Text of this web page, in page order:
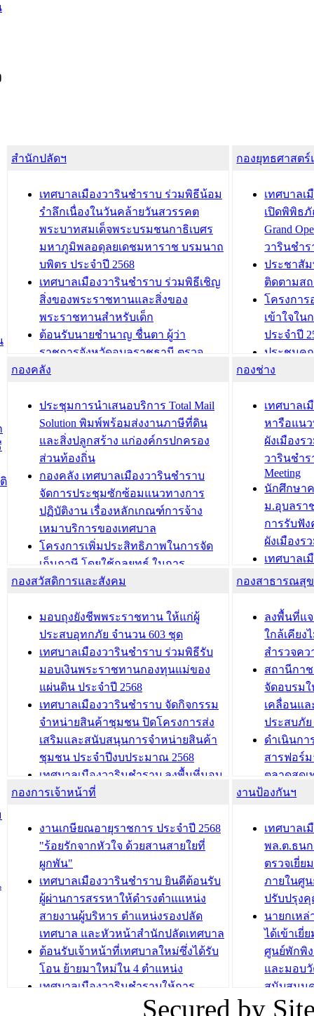
สำนักปลัดฯ
เทศบาลเมืองวารินชำราบ ร่วมพิธีน้อม
รำลึกเนื่องในวันคล้ายวันสวรรคต
พระบาทสมเด็จพระบรมชนกาธิเบศร
มหาภูมิพลอดุลยเดชมหาราช บรมนาถ
บพิตร ประจำปี 2568
เทศบาลเมืองวารินชำราบ ร่วมพิธีเชิญ
สิ่งของพระราชทานและสิ่งของ
พระราชทานสำหรับเด็ก
ต้อนรับนายชำนาญ ชื่นตา ผู้ว่า
ราชการจังหวัดอุบลราชธานี ตรวจ
ความเรียบร้อยของสถานที่ในการเตรี
องคมนตรี
สำนักทะเบียนท้องถิ่นเทศบาลเมือง
วารินชำราบ ดำเนินการมอบทะเบียน
บ้าน ทร.14 และบัตรประจำตัว
ประชาชนบุคคลประเภท 8 แก่บุคคลที่
ได้รับการเพิ่มชื่อในทะเบียนบ้าน
(ท.ร.14) กรณีคนไม่มีสัญชาติไทยได้รับ
อนุญาตให้มีถิ่นที่อยู่
ประชุมคณะกรรมการประเมินผลการ
ควบคุมภายในของ สำนัก/กอง/
โรงเรียน/ศูนย์พัฒนาเด็กเล็ก/สถานธนา
บทความ อื่นๆ ...
กองยุทธศาสต
เทศบาลเ
เปิดพิพิธภั
Grand
วารินชำร
ประชาสัม
ติดตามส
โครงกา
เข้าใจใน
ประจำปี
ประชุมค
ความเสี่ย
ประชุมที
ชีวา สร้า
ขับเคลื่อน
“เมืองแห่
บทความ อื่นๆ ...
กองคลัง
ประชุมการนำเสนอบริการ Total Mail
Solution พิมพ์พร้อมส่งงานภาษีที่ดิน
และสิ่งปลูกสร้าง แก่องค์กรปกครอง
ส่วนท้องถิ่น
กองคลัง เทศบาลเมืองวารินชำราบ
จัดการประชุมซักซ้อมแนวทางการ
ปฏิบัติงาน เรื่องหลักเกณฑ์การจ้าง
เหมาบริการของเทศบาล
โครงการเพิ่มประสิทธิภาพในการจัด
เก็บภาษี โดยใช้กลยุทธ์ ในการ
พัฒนาการจัดเก็บรายได้ ประจำปี พ.ศ.
เทศบาลเมืองวารินชำราบ ร่วมการ
ประชุมวิชาการระดับนานาชาติและ
นิทรรศการด้านนวัตกรรมท้องถิ่น 2568
และรับรางวัลทีมนักวิจัยดีเด่นจาก
นวัตกรรมโครงการทะเบียนภาษีป้าย
ประชุมผู้เช่าอาคารพาณิชย์ บริเวณ
ถนนเกษมสุขและถนนประทุมเทพภักดี
บทความ อื่นๆ ...
กองช่าง
เทศบาลเ
หารือแน
ผังเมืองร
วารินชำร
Meeting
นักศึกษา
ม.อุบลรา
การรับฟั
ผังเมืองร
เทศบาลเ
โครงการ
เทศบาล
รับฟังคว
ผังเมือง
วารินชำ
เทศบาล
ซักซ้อมแ
ประโยช
บทความ อื่นๆ ...
กองสวัสดิการและสังคม
มอบถุงยังชีพพระราชทาน ให้แก่ผู้
ประสบอุทกภัย จำนวน 603 ชุด
เทศบาลเมืองวารินชำราบ ร่วมพิธีรับ
มอบเงินพระราชทานกองทุนแม่ของ
แผ่นดิน ประจำปี 2568
เทศบาลเมืองวารินชำราบ จัดกิจกรรม
จำหน่ายสินค้าชุมชน ปิดโครงการส่ง
เสริมและสนับสนุนการจำหน่ายสินค้า
ชุมชน ประจำปีงบประมาณ 2568
เทศบาลเมืองวารินชำราบ ลงพื้นที่มอบ
น้ำดื่มแก่ผู้พักอาศัย ณ ศูนย์พักพิง
กองสวัสดิการสังคม เทศบาลเมือง
วารินชำราบ จัดโครงการอบรมอาชีพ
ระยะสั้น ประจำปี 2568 (หลักสูตรการ
ถักทอผลิตภัณฑ์จากถุงพลาสติก)
บทความ อื่นๆ ...
กองสาธารณสุ
ลงพื้นที่แ
ใกล้เคียง
สำรวจค
สถานีกา
จัดอบรม
เคลื่อนแ
ประสบภั
ดำเนินกา
สารฟอร์
ตลาดสดเ
วารินชำร
ถนนแก่เ
เด็กเล็ก
เทศบาลเ
ปรึกษาห
วัยของอ
บทความ อื่นๆ ...
กองการเจ้าหน้าที่
งานเกษียณอายุราชการ ประจำปี 2568
"ร้อยรักจากหัวใจ ด้วยสานสายใยที่
ผูกพัน"
เทศบาลเมืองวารินชำราบ ยินดีต้อนรับ
ผู้ผ่านการสรรหาให้ดำรงตำแแหน่ง
สายงานผู้บริหาร ตำแหน่งรองปลัด
เทศบาล และหัวหน้าสำนักปลัดเทศบาล
ต้อนรับเจ้าหน้าที่เทศบาลใหม่ซึ่งได้รับ
โอน ย้ายมาใหม่ใน 4 ตำแหน่ง
เทศบาลเมืองวารินชำราบให้การ
ต้อนรับพนักงานเทศบาลผู้ผ่านการ
งานป้องกันฯ
เทศบาลเ
พล.ต.ธน
ตรวจเยี่ย
ภายในศู
ปรับปรุง
นายกเห
ได้เข้าเยี่
ศูนย์พักพิ
และมอบ
สนับสนุน
ภัยน้ำท่วม
Secured by